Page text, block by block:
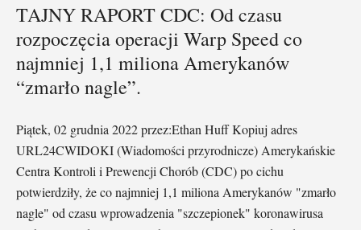
TAJNY RAPORT CDC: Od czasu
rozpoczęcia operacji Warp Speed co
najmniej 1,1 miliona Amerykanów
“zmarło nagle”.
Piątek, 02 grudnia 2022 przez:Ethan Huff Kopiuj adres
URL24CWIDOKI (Wiadomości przyrodnicze) Amerykańskie
Centra Kontroli i Prewencji Chorób (CDC) po cichu
potwierdziły, że co najmniej 1,1 miliona Amerykanów "zmarło
nagle" od czasu wprowadzenia "szczepionek" koronawirusa